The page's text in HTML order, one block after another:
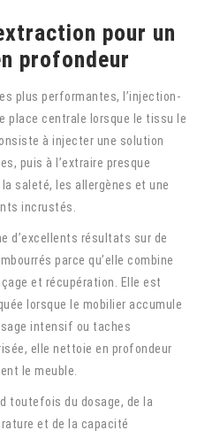
pour un
profondeur
plus performantes, l’injection-
place centrale lorsque le tissu le
à injecter une solution
puis à l’extraire presque
saleté, les allergènes et une
incrustés.
d’excellents résultats sur de
parce qu’elle combine
et récupération. Elle est
lorsque le mobilier accumule
intensif ou taches
elle nettoie en profondeur
le meuble.
toutefois du dosage, de la
et de la capacité